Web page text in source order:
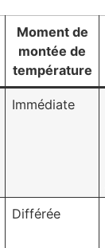
Moment de
montée de
température
Immédiate
Différée